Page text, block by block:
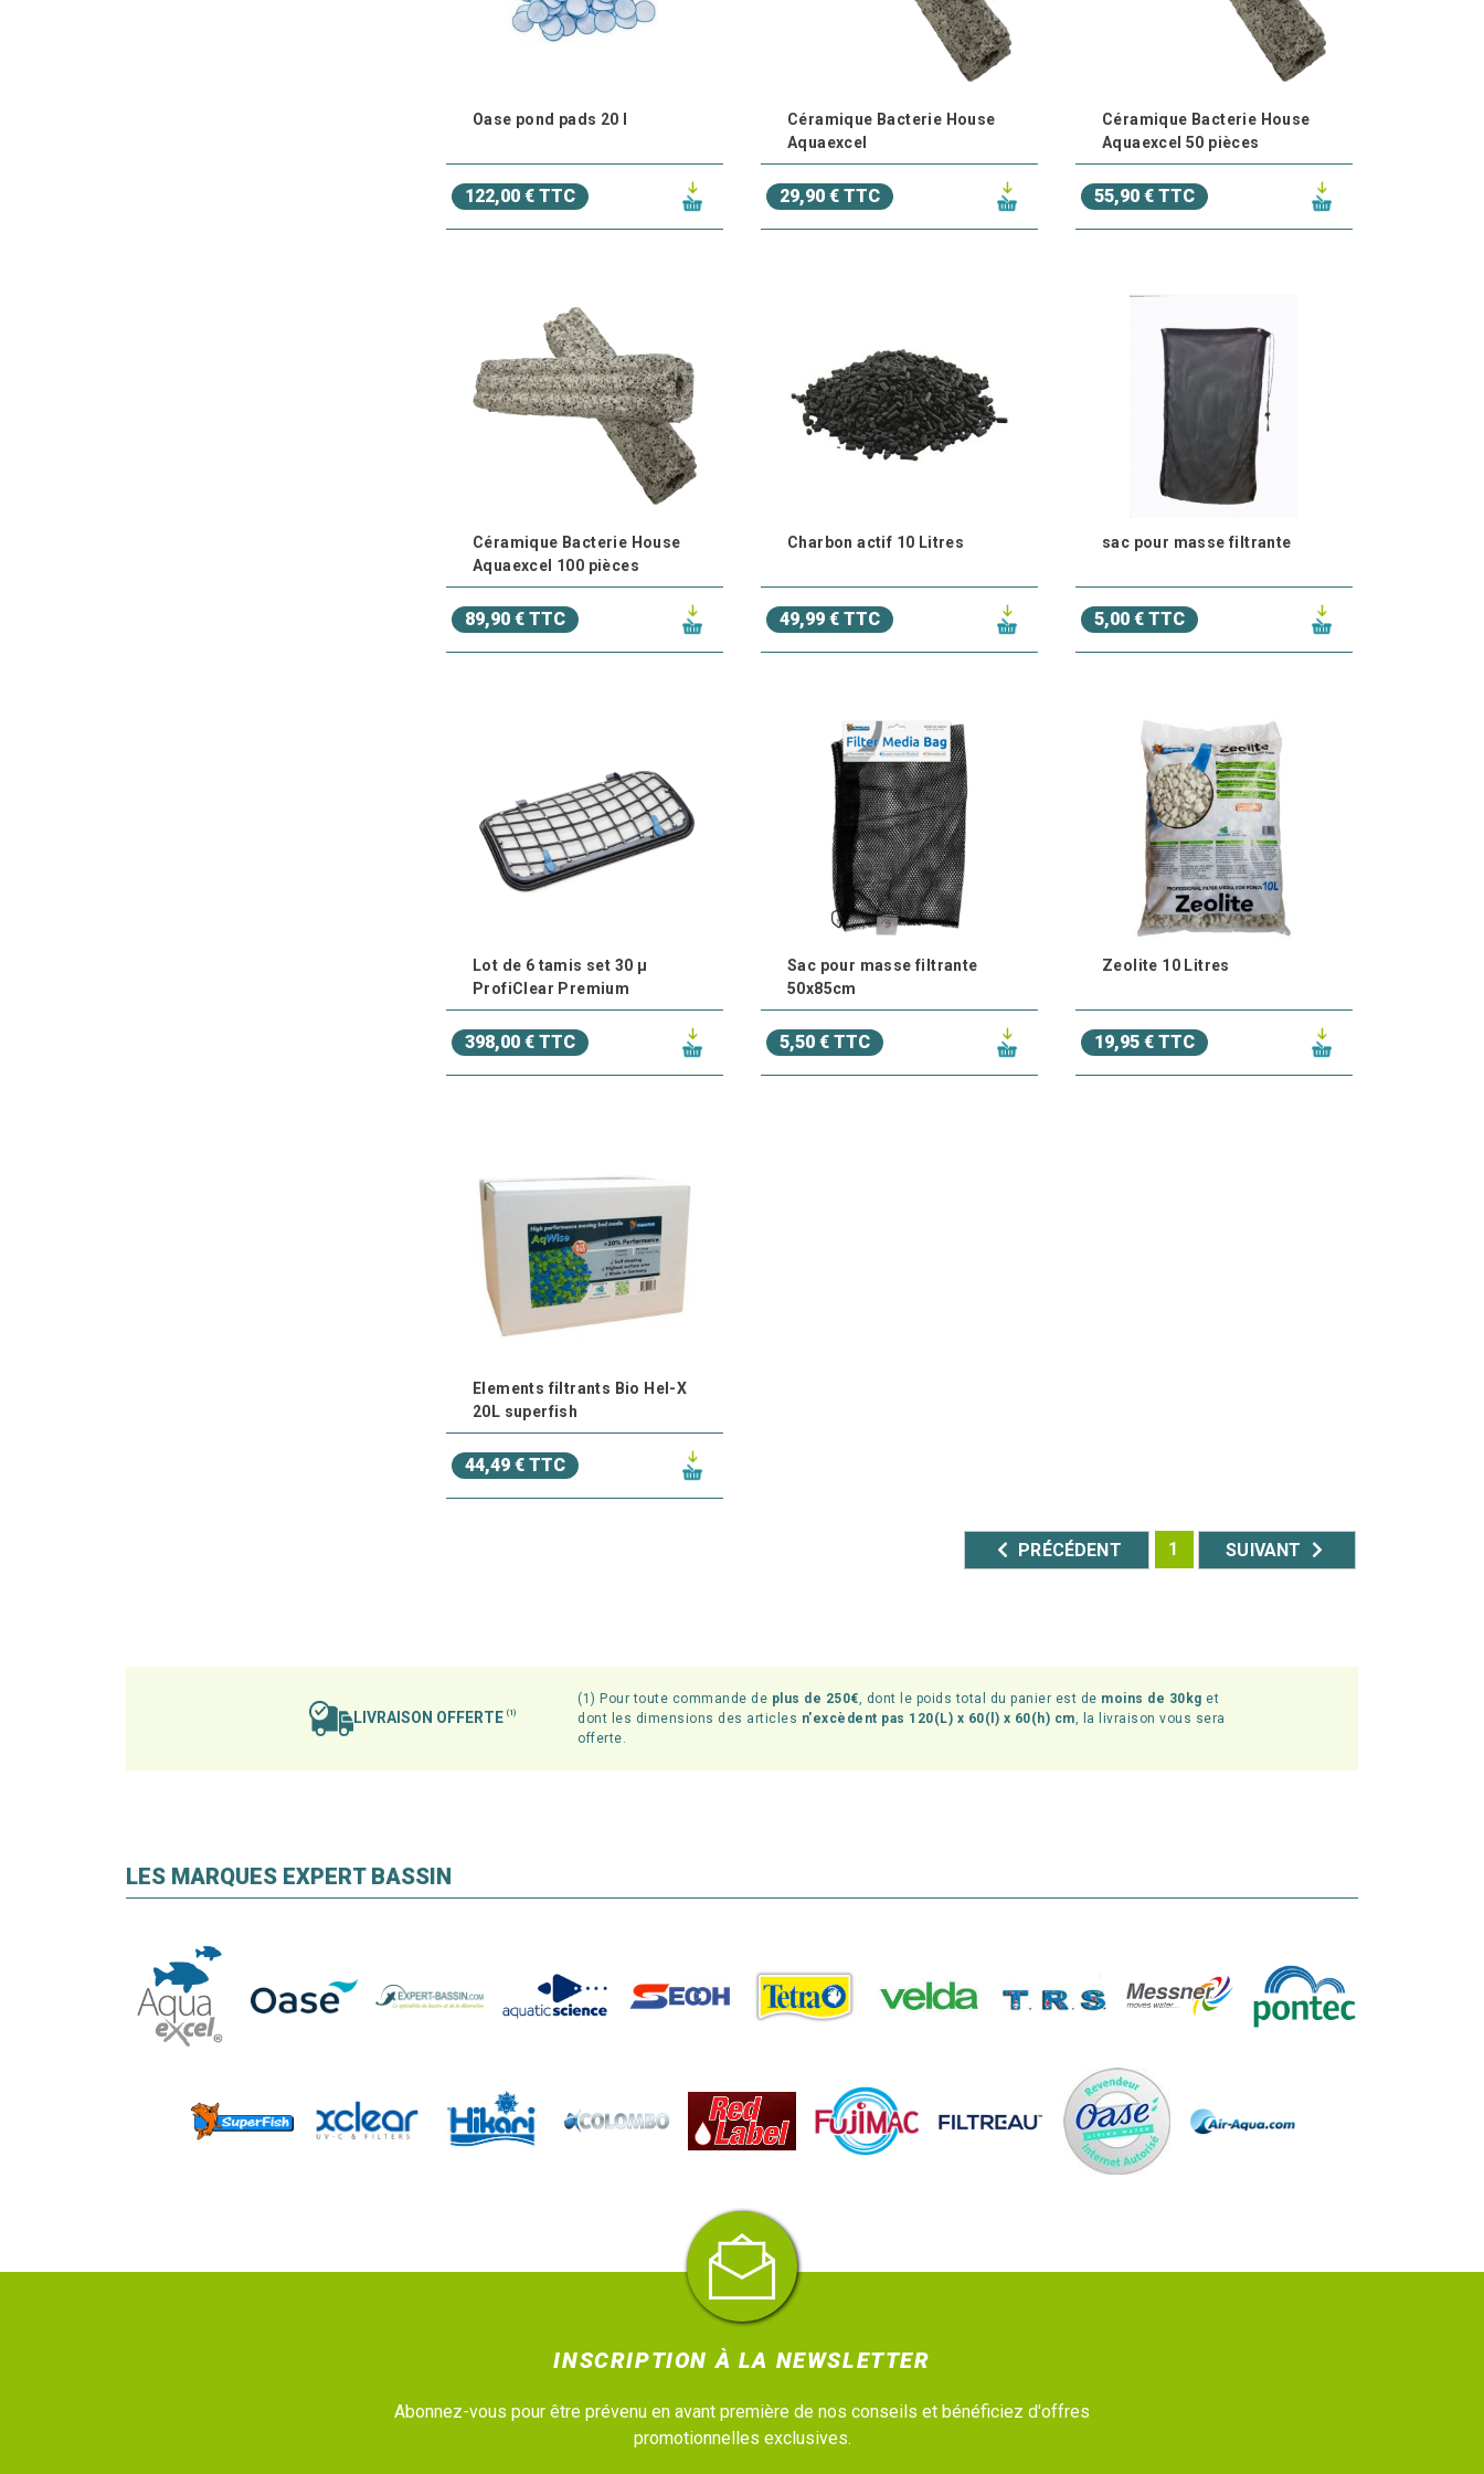
filtres à cartoucheou des produits de traitement de l'eau, qui travaillent en synergie avec nos
massses filtrantes
biologiquespour garantir une filtration complète et efficace.
Oase pond pads 20 l
122,00 € TTC
Céramique Bacterie House
Aquaexcel
29,90 € TTC
Céramique Bacterie House
Aquaexcel 50 pièces
55,90 € TTC
Céramique Bacterie House
Aquaexcel 100 pièces
89,90 € TTC
Charbon actif 10 Litres
49,99 € TTC
sac pour masse filtrante
5,00 € TTC
Lot de 6 tamis set 30 µ
ProfiClear Premium
398,00 € TTC
Sac pour masse filtrante
50x85cm
5,50 € TTC
Zeolite 10 Litres
19,95 € TTC
Elements filtrants Bio Hel-X
20L superfish
44,49 € TTC
PRÉCÉDENT 1 SUIVANT
LIVRAISON OFFERTE(1)
(1) Pour toute commande de plus de 250€, dont le poids total du panier est de moins de 30kg et
dont les dimensions des articles n'excèdent pas 120(L) x 60(l) x 60(h) cm, la livraison vous sera
offerte.
LES MARQUES EXPERT BASSIN
INSCRIPTION À LA NEWSLETTER
Abonnez-vous pour être prévenu en avant première de nos conseils et bénéficiez d'offres
promotionnelles exclusives.